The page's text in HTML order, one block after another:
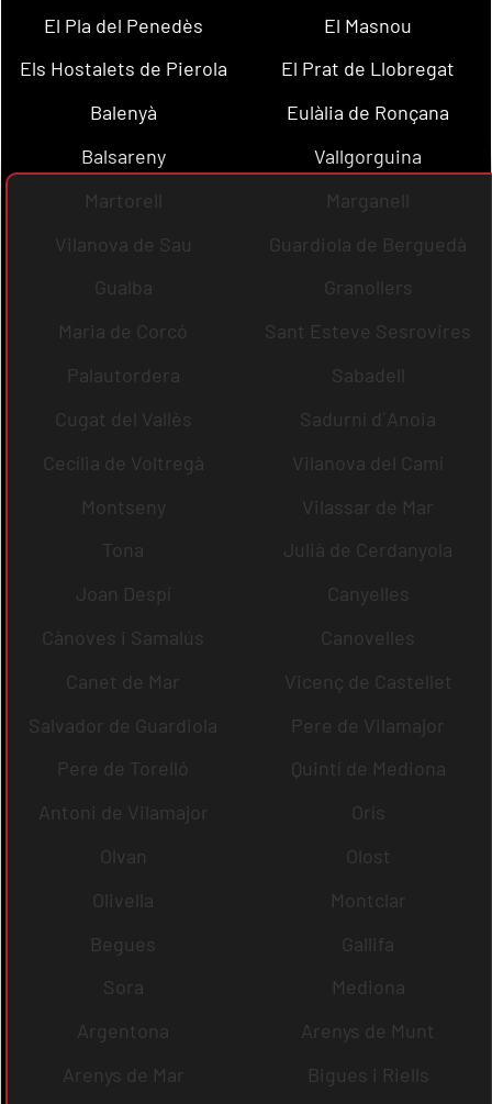
El Pla del Penedès
El Masnou
Els Hostalets de Pierola
El Prat de Llobregat
Balenyà
Eulàlia de Ronçana
Balsareny
Vallgorguina
Martorell
Marganell
Vilanova de Sau
Guardiola de Berguedà
Gualba
Granollers
Maria de Corcó
Sant Esteve Sesrovires
Palautordera
Sabadell
Cugat del Vallès
Sadurní d´Anoia
Cecília de Voltregà
Vilanova del Camí
Montseny
Vilassar de Mar
Tona
Julià de Cerdanyola
Joan Despí
Canyelles
Cànoves i Samalús
Canovelles
Canet de Mar
Vicenç de Castellet
Salvador de Guardiola
Pere de Vilamajor
Pere de Torelló
Quintí de Mediona
Antoni de Vilamajor
Orís
Olvan
Olost
Olivella
Montclar
Begues
Gallifa
Sora
Mediona
Argentona
Arenys de Munt
Arenys de Mar
Bigues i Riells